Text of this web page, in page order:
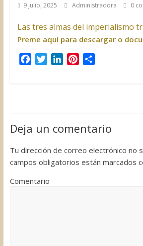
9 julio, 2025 Administradora 0
Las tres almas del imperialismo
Preme aquí para descargar o
o
r
I
e
t
t
r
Deja un comentario
Tu dirección de correo electrónico no
campos obligatorios están marcados
Comentario